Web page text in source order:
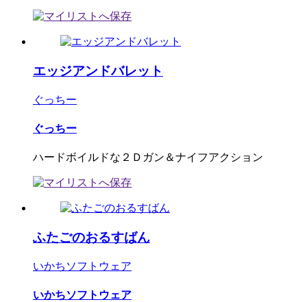
エッジアンドバレット
ぐっちー
ぐっちー
ハードボイルドな２Ｄガン＆ナイフアクション
ふたごのおるすばん
いかちソフトウェア
いかちソフトウェア